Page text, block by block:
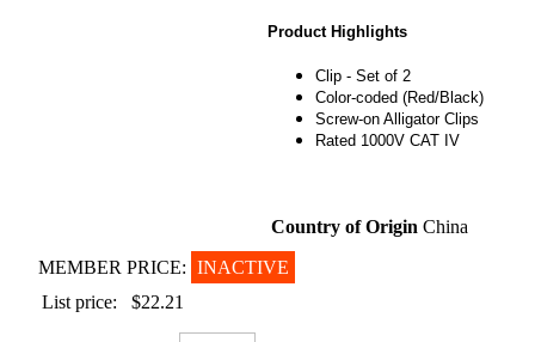
Product Highlights
Clip - Set of 2
Color-coded (Red/Black)
Screw-on Alligator Clips
Rated 1000V CAT IV
Country of Origin China
MEMBER PRICE: INACTIVE
List price:
$22.21